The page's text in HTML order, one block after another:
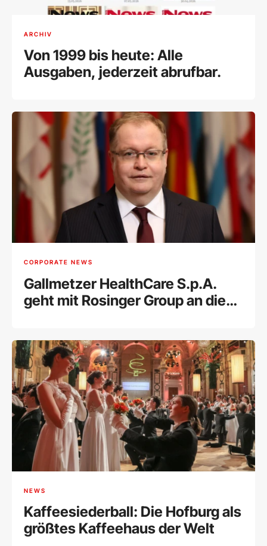
ARCHIV
Von 1999 bis heute: Alle
Ausgaben, jederzeit abrufbar.
CORPORATE NEWS
Gallmetzer HealthCare S.p.A.
geht mit Rosinger Group an die
NEWS
Kaffeesiederball: Die Hofburg als
größtes Kaffeehaus der Welt